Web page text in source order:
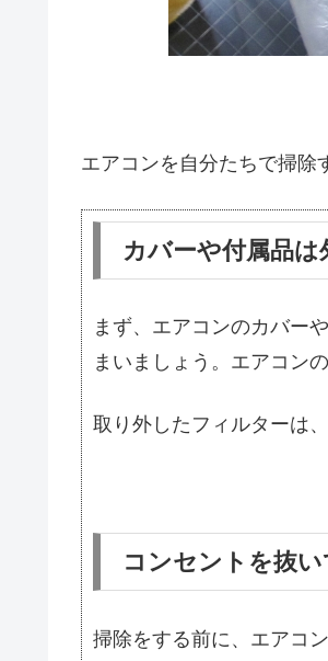
エアコンを自分たちで掃除
カバーや付属品は
まず、エアコンのカバー
まいましょう。エアコン
取り外したフィルターは
コンセントを抜
掃除をする前に、エアコ